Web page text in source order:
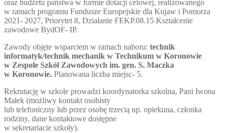
oraz budżetu państwa w formie dotacji celowej, realizowanego
w ramach programu Fundusze Europejskie dla Kujaw i Pomorza
2021- 2027, Priorytet 8, Działanie FEKP.08.15 Kształcenie
zawodowe BydOF- IP.
Zawody objęte wsparciem w ramach naboru: technik
informatyk/technik mechanik w Technikum w Koronowie
w Zespole Szkół Zawodowych im. gen. S. Maczka
w Koronowie. Planowana liczba miejsc- 5.
Rekrutację w szkole prowadzi koordynatorka szkolna, Pani Iwona
Małek (możliwy kontakt osobisty
lub telefoniczny lub przez osobę trzecią np. opiekuna, członka
rodziny, dane kontaktowe dostępne
w sekretariacie szkoły).